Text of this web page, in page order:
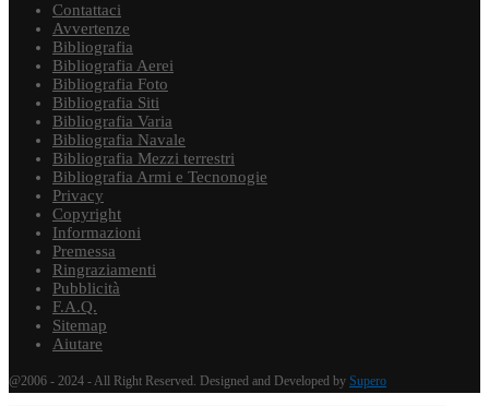
Contattaci
Avvertenze
Bibliografia
Bibliografia Aerei
Bibliografia Foto
Bibliografia Siti
Bibliografia Varia
Bibliografia Navale
Bibliografia Mezzi terrestri
Bibliografia Armi e Tecnonogie
Privacy
Copyright
Informazioni
Premessa
Ringraziamenti
Pubblicità
F.A.Q.
Sitemap
Aiutare
@2006 - 2024 - All Right Reserved. Designed and Developed by Supero